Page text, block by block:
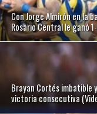
Con Jorge Almirón en la
Rosario Central le ganó
Brayan Cortés imbatible
victoria consecutiva